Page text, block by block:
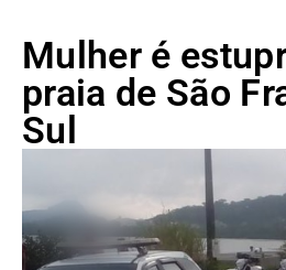
Mulher é
praia de São
Sul